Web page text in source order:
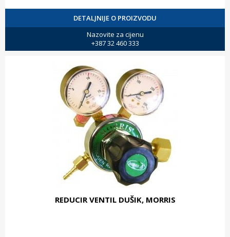
DETALJNIJE O PROIZVODU
Nazovite za cijenu
+387 32 460 333
REDUCIR VENTIL DUŠIK, MORRIS